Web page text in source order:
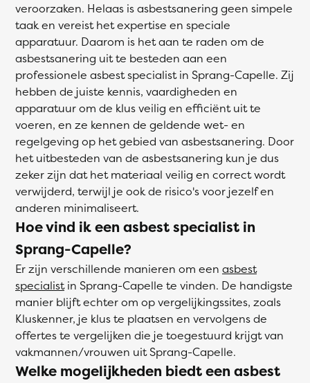
veroorzaken. Helaas is asbestsanering geen simpele
taak en vereist het expertise en speciale
apparatuur. Daarom is het aan te raden om de
asbestsanering uit te besteden aan een
professionele asbest specialist in Sprang-Capelle. Zij
hebben de juiste kennis, vaardigheden en
apparatuur om de klus veilig en efficiënt uit te
voeren, en ze kennen de geldende wet- en
regelgeving op het gebied van asbestsanering. Door
het uitbesteden van de asbestsanering kun je dus
zeker zijn dat het materiaal veilig en correct wordt
verwijderd, terwijl je ook de risico's voor jezelf en
anderen minimaliseert.
Hoe vind ik een asbest specialist in
Sprang-Capelle?
Er zijn verschillende manieren om een asbest
specialistin Sprang-Capelle te vinden. De handigste
manier blijft echter om op vergelijkingssites, zoals
Kluskenner, je klus te plaatsen en vervolgens de
offertes te vergelijken die je toegestuurd krijgt van
vakmannen/vrouwen uit Sprang-Capelle.
Welke mogelijkheden biedt een asbest